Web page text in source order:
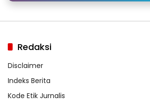
Redaksi
Disclaimer
Indeks Berita
Kode Etik Jurnalis